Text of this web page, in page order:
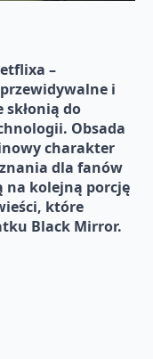
–
i
do
Obsada
charakter
dla fanów
na kolejną porcję
które
Black Mirror.